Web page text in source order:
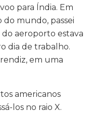
para Índia. Em
do mundo, passei
do aeroporto estava
dia de trabalho.
em uma
americanos
los no raio X.